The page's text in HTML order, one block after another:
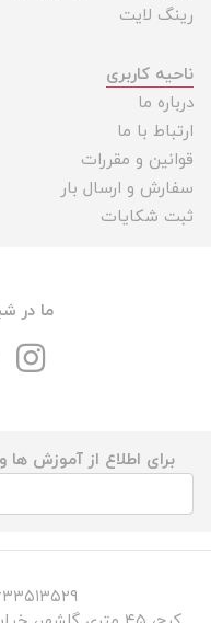
رینگ لایت
ناحیه کاربری
درباره ما
ارتباط با ما
قوانین و مقررات
سفارش و ارسال بار
ثبت شکایات
ما در
برای اطلاع از آموزش ها
۰۲۶۳۳۵۱۳۵۲۹ -